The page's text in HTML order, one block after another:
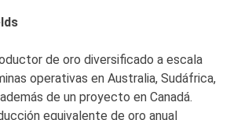
de oro diversificado a escala
operativas en Australia, Sudáfrica,
de un proyecto en Canadá.
equivalente de oro anual